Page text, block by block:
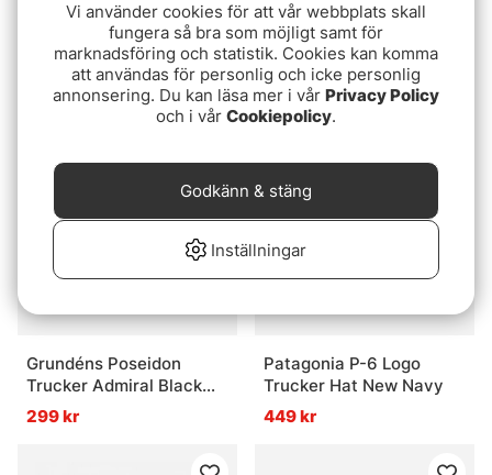
Abu Garcia Flag Trucker
- Grey/Black/Black
199 kr
Grundéns Drift Boat
Trucker 312 Driftwood
299 kr
Grundéns Poseidon
Trucker Admiral Black
Camo
299 kr
Patagonia P-6 Logo
Trucker Hat New Navy
449 kr
Vi använder cookies för att vår webbplats skall
fungera så bra som möjligt samt för
marknadsföring och statistik. Cookies kan komma
att användas för personlig och icke personlig
annonsering. Du kan läsa mer i vår Privacy Policy
och i vår Cookiepolicy.
Inställningar
Godkänn & stäng